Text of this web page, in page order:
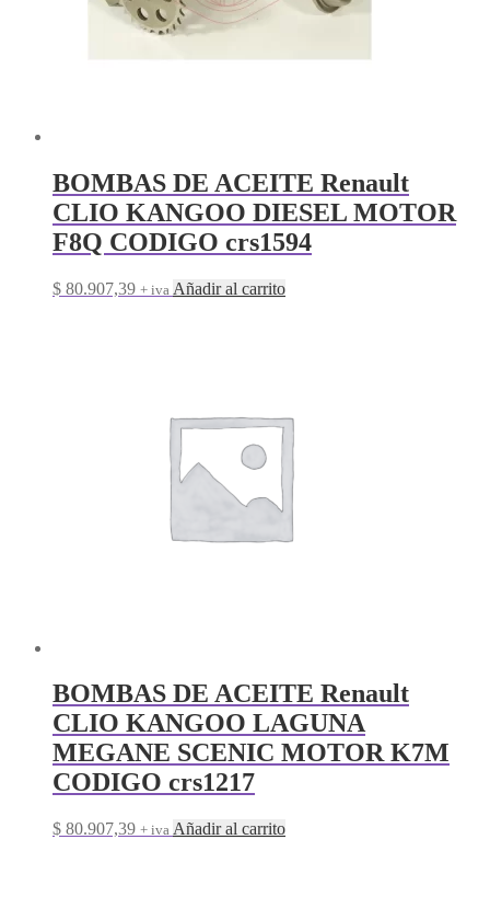
BOMBAS DE ACEITE Renault
CLIO KANGOO DIESEL MOTOR
F8Q CODIGO crs1594
$ 80.907,39 + iva Añadir al carrito
BOMBAS DE ACEITE Renault
CLIO KANGOO LAGUNA
MEGANE SCENIC MOTOR K7M
CODIGO crs1217
$ 80.907,39 + iva Añadir al carrito